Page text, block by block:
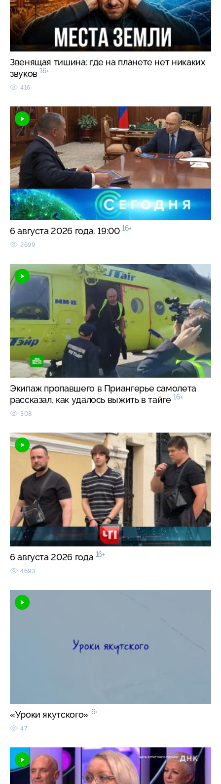
Звенящая тишина: где на планете нет никаких
звуков 16+
416
6 августа 2026 года. 19:00 16+
2699
Экипаж пропавшего в Приангерье самолета
рассказал, как удалось выжить в тайге 16+
308
6 августа 2026 года 16+
4693
«Уроки якутского» 6+
47